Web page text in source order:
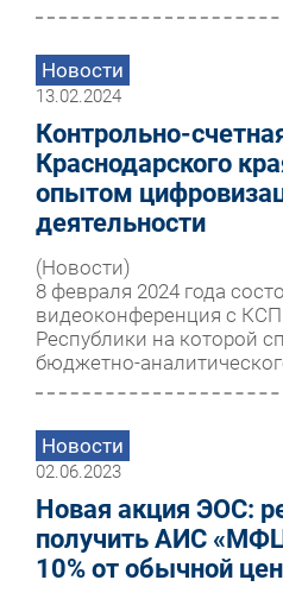
Новости
13.02.2024
Контрольно-
Краснодарского
опытом
деятельности
(Новости)
8 февраля 2024 года
видеоконференция с
Республики на которой
бюджетно-
Новости
02.06.2023
Новая акция ЭОС:
получить АИС
10% от обычной